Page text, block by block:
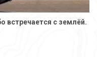
встречается с землёй.